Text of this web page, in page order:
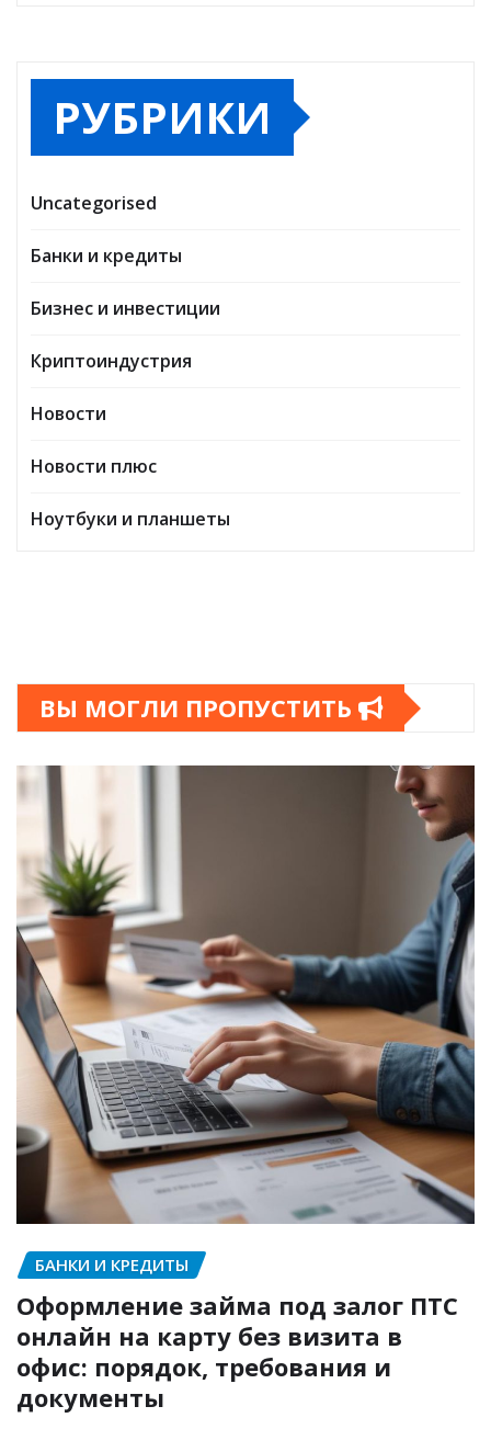
РУБРИКИ
Uncategorised
Банки и кредиты
Бизнес и инвестиции
Криптоиндустрия
Новости
Новости плюс
Ноутбуки и планшеты
ВЫ МОГЛИ ПРОПУСТИТЬ
БАНКИ И КРЕДИТЫ
Оформление займа под залог ПТС
онлайн на карту без визита в
офис: порядок, требования и
документы